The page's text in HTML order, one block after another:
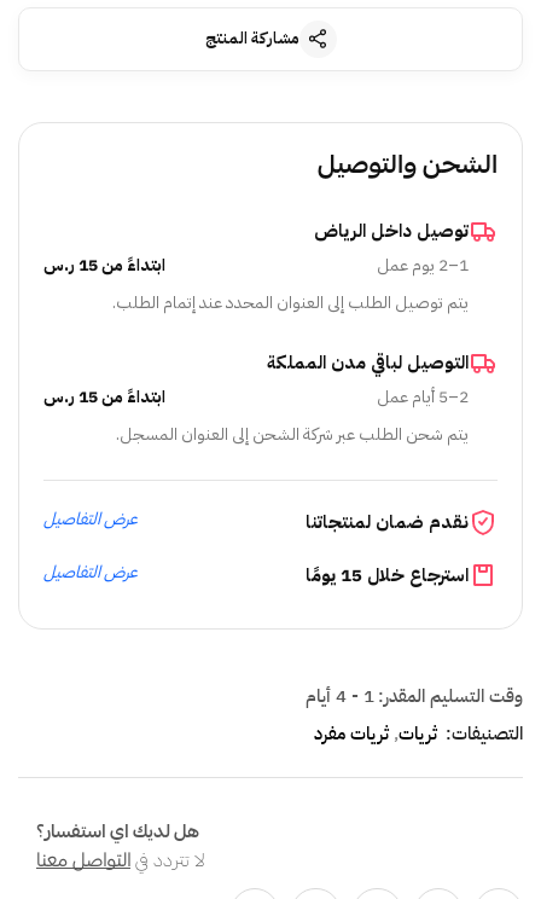
مشاركة المنتج
الشحن والتوصيل
توصيل داخل الرياض
1–2 يوم عمل
ابتداءً من 15 ر.س
يتم توصيل الطلب إلى العنوان المحدد عند إتمام الطلب.
التوصيل لباقي مدن المملكة
2–5 أيام عمل
ابتداءً من 15 ر.س
يتم شحن الطلب عبر شركة الشحن إلى العنوان المسجل.
نقدم ضمان لمنتجاتنا عرض التفاصيل
استرجاع خلال 15 يومًا عرض التفاصيل
وقت التسليم المقدر:1 - 4 أيام
التصنيفات: ثريات, ثريات مفرد
هل لديك اي استفسار؟
لا تتردد فيالتواصل معنا